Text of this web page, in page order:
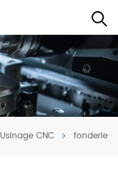
Usinage CNC fonderie